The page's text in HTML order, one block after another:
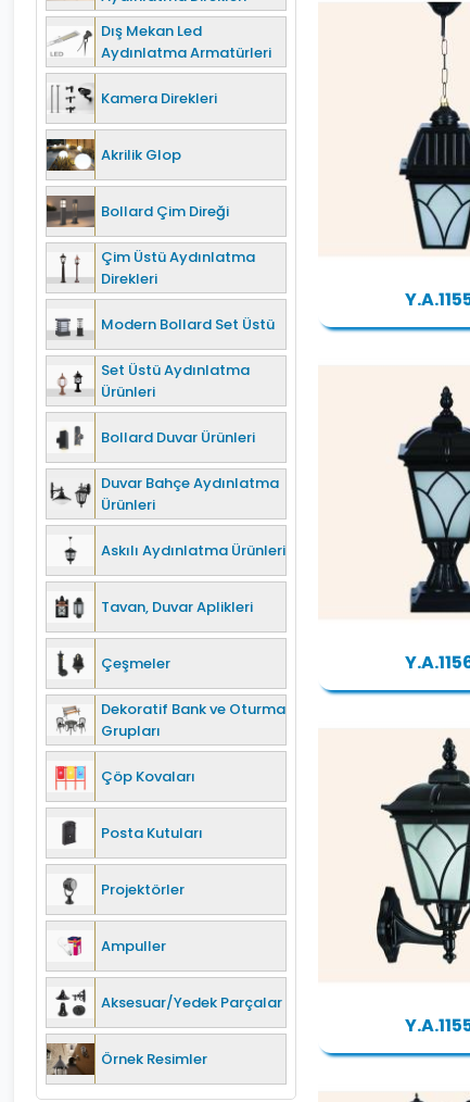
Dış Mekan Led
Aydınlatma Armatürleri
Kamera Direkleri
Akrilik Glop
Bollard Çim Direği
Çim Üstü Aydınlatma
Direkleri
Modern Bollard Set Üstü
Set Üstü Aydınlatma
Ürünleri
Bollard Duvar Ürünleri
Duvar Bahçe Aydınlatma
Ürünleri
Askılı Aydınlatma Ürünleri
Tavan, Duvar Aplikleri
Çeşmeler
Dekoratif Bank ve Oturma
Grupları
Çöp Kovaları
Posta Kutuları
Projektörler
Ampuller
Aksesuar/Yedek Parçalar
Örnek Resimler